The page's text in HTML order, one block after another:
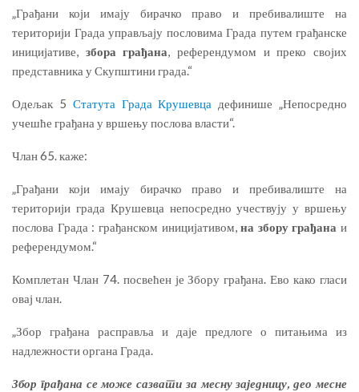
„Грађани који имају бирачко право и пребивалиште на
територији Града управљају пословима Града путем грађанске
иницијативе, збора грађана, референдумом и преко својих
представника у Скупштини града.“
Одељак 5 Статута Града Крушевца дефинише „Непосредно
учешће грађана у вршењу послова власти“.
Члан 65. каже:
„Грађани који имају бирачко право и пребивалиште на
територији града Крушевца непосредно учествују у вршењу
послова Града : грађанском иницијативом,на збору грађана и
референдумом.“
Комплетан Члан 74. посвећен је Збору грађана. Ево како гласи
овај члан.
„Збор грађана расправља и даје предлоге о питањима из
надлежности органа Града.
Збор грађана се може сазвати за месну заједницу, део месне